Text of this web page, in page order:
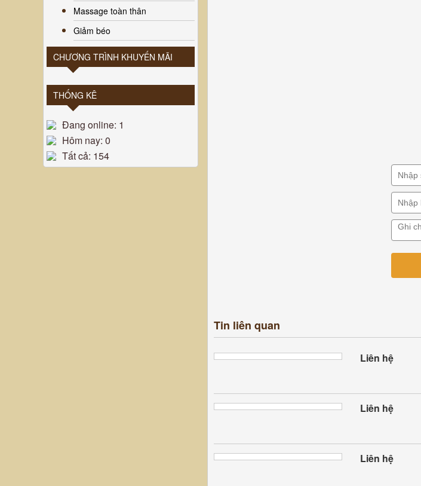
Massage toàn thân
Giảm béo
CHƯƠNG TRÌNH KHUYẾN MÃI
THỐNG KÊ
Đang online: 1
Hôm nay: 0
Tất cả: 154
Tin liên quan
Liên hệ
Liên hệ
Liên hệ